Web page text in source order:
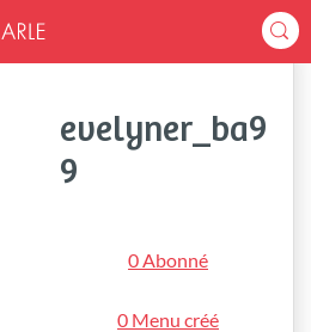
evelyner_ba9
9
0 Abonné
0 Menu créé